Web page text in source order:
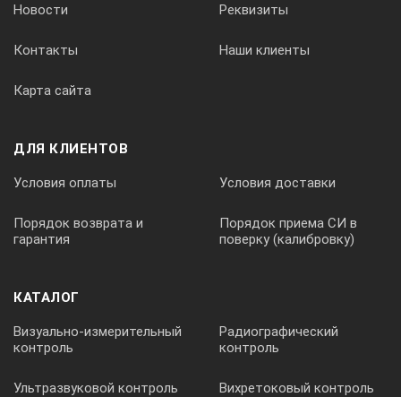
Новости Реквизиты
Контакты Наши клиенты
Карта сайта
ДЛЯ КЛИЕНТОВ
Условия оплаты Условия доставки
Порядок возврата и
гарантия
Порядок приема СИ в
поверку (калибровку)
КАТАЛОГ
Визуально-измерительный
контроль
Радиографический
контроль
Ультразвуковой контроль Вихретоковый контроль